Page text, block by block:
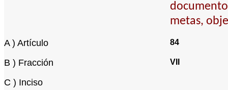
metas,
A ) Artículo 84
B ) Fracción VII
C ) Inciso